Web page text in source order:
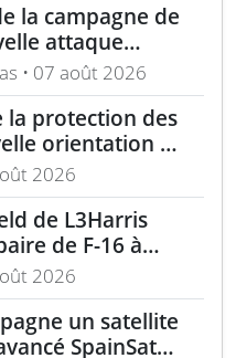
la campagne de
attaque
et
général russe à
• 07 août 2026
la protection des
orientation du
2026
de L3Harris
de F-16 à
2026
un satellite
SpainSat